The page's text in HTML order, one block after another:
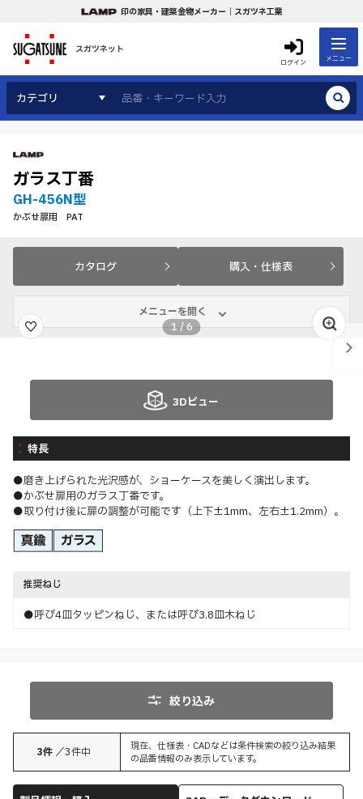
印の家具・建築金物メーカー｜スガツネ工業
スガツネット
ログイン メニュー
カテゴリ
ガラス丁番
GH-456N型
かぶせ扉用 PAT
カタログ 購入・仕様表
メニューを開く
1 / 6
3Dビュー
特長
●磨き上げられた光沢感が、ショーケースを美しく演出します。
●かぶせ扉用のガラス丁番です。
●取り付け後に扉の調整が可能です（上下±1mm、左右±1.2mm）。
推奨ねじ
●呼び4皿タッピンねじ、または呼び3.8皿木ねじ
絞り込み
3件 ／3件中
現在、仕様表・CADなどは条件検索の絞り込み結果
の品番情報のみ表示しています。